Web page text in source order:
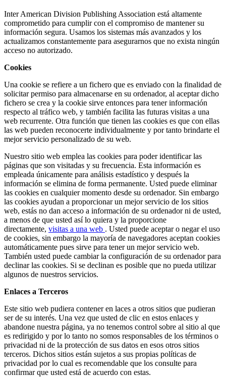
is
effective
passed
on.
as
possible
unmatched
product
work
of
genius,
who
makes
the
best
personalinjurywatches.com
timepiece
can
become
the
newest
favored
assortment
lovers.
Inter American Division Publishing Association está altamente
comprometido para cumplir con el compromiso de mantener su
información segura. Usamos los sistemas más avanzados y los
actualizamos constantemente para asegurarnos que no exista ningún
acceso no autorizado.
Cookies
Una cookie se refiere a un fichero que es enviado con la finalidad de
solicitar permiso para almacenarse en su ordenador, al aceptar dicho
fichero se crea y la cookie sirve entonces para tener información
respecto al tráfico web, y también facilita las futuras visitas a una
web recurrente. Otra función que tienen las cookies es que con ellas
las web pueden reconocerte individualmente y por tanto brindarte el
mejor servicio personalizado de su web.
Nuestro sitio web emplea las cookies para poder identificar las
páginas que son visitadas y su frecuencia. Esta información es
empleada únicamente para análisis estadístico y después la
información se elimina de forma permanente. Usted puede eliminar
las cookies en cualquier momento desde su ordenador. Sin embargo
las cookies ayudan a proporcionar un mejor servicio de los sitios
web, estás no dan acceso a información de su ordenador ni de usted,
a menos de que usted así lo quiera y la proporcione
directamente, visitas a una web . Usted puede aceptar o negar el uso
de cookies, sin embargo la mayoría de navegadores aceptan cookies
automáticamente pues sirve para tener un mejor servicio web.
También usted puede cambiar la configuración de su ordenador para
declinar las cookies. Si se declinan es posible que no pueda utilizar
algunos de nuestros servicios.
Enlaces a Terceros
Este sitio web pudiera contener en laces a otros sitios que pudieran
ser de su interés. Una vez que usted de clic en estos enlaces y
abandone nuestra página, ya no tenemos control sobre al sitio al que
es redirigido y por lo tanto no somos responsables de los términos o
privacidad ni de la protección de sus datos en esos otros sitios
terceros. Dichos sitios están sujetos a sus propias políticas de
privacidad por lo cual es recomendable que los consulte para
confirmar que usted está de acuerdo con estas.